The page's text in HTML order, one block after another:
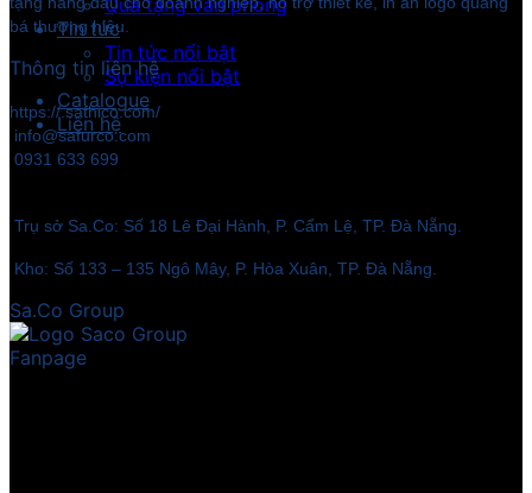
Quà tặng văn phòng
Tin tức
Tin tức nổi bật
Sự kiện nổi bật
Catalogue
Liên hệ
bá thương hiệu.
Thông tin liên hệ
https://.sathico.com/
info@safurco.com
0931 633 699
Trụ sở Sa.Co: Số 18 Lê Đại Hành, P. Cẩm Lệ, TP. Đà Nẵng.
Kho: Số 133 – 135 Ngô Mây, P. Hòa Xuân, TP. Đà Nẵng.
Sa.Co Group
Fanpage